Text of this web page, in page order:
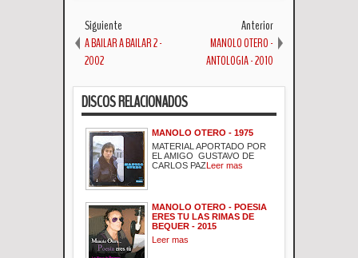
Siguiente
A BAILAR A BAILAR 2 -
2002
Anterior
MANOLO OTERO -
ANTOLOGIA - 2010
DISCOS RELACIONADOS
MANOLO OTERO - 1975
MATERIAL APORTADO POR
EL AMIGO GUSTAVO DE
CARLOS PAZLeer mas
MANOLO OTERO - POESIA
ERES TU LAS RIMAS DE
BEQUER - 2015
Leer mas